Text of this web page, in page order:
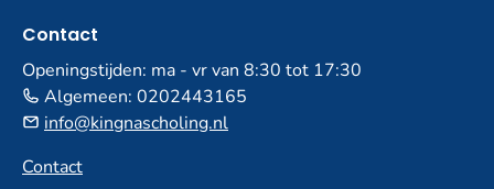
Contact
Openingstijden: ma - vr van 8:30 tot 17:30
Algemeen: 0202443165
info@kingnascholing.nl
Contact